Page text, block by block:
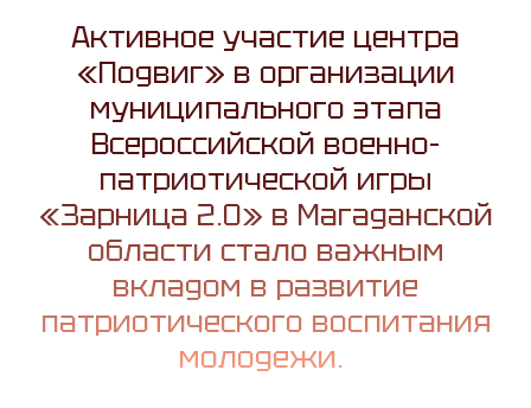
Активное участие центра
«Подвиг» в организации
муниципального этапа
Всероссийской военно-
патриотической игры
«Зарница 2.0» в Магаданской
области стало важным
вкладом в развитие
патриотического воспитания
молодежи.